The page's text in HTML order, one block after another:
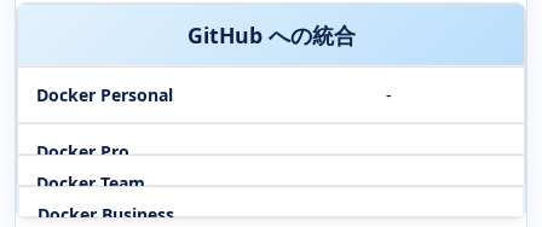
GitHub への統合
-